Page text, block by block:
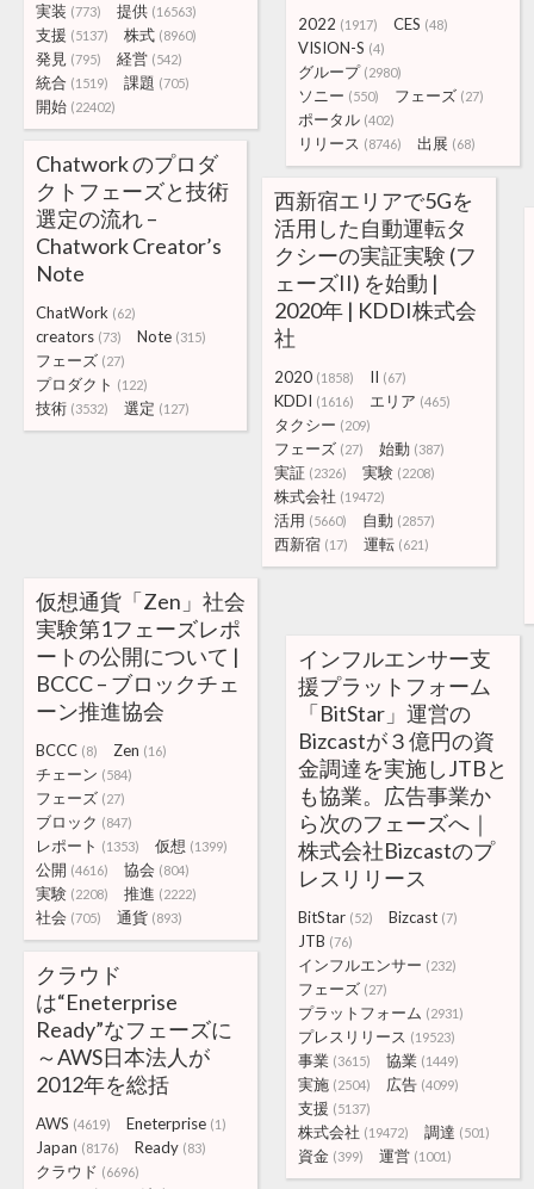
実装 (773) 提供 (16563)
支援 (5137) 株式 (8960)
発見 (795) 経営 (542)
統合 (1519) 課題 (705)
開始 (22402)
2022 (1917) CES (48)
VISION-S (4)
グループ (2980)
ソニー (550) フェーズ (27)
ポータル (402)
リリース (8746) 出展 (68)
Chatwork のプロダ
クトフェーズと技術
選定の流れ –
Chatwork Creator’s
Note
ChatWork (62)
creators (73) Note (315)
フェーズ (27)
プロダクト (122)
技術 (3532) 選定 (127)
西新宿エリアで5Gを
活用した自動運転タ
クシーの実証実験 (フ
ェーズII) を始動 |
2020年 | KDDI株式会
社
2020 (1858) II (67)
KDDI (1616) エリア (465)
タクシー (209)
フェーズ (27) 始動 (387)
実証 (2326) 実験 (2208)
株式会社 (19472)
活用 (5660) 自動 (2857)
西新宿 (17) 運転 (621)
仮想通貨「Zen」社会
実験第1フェーズレポ
ートの公開について |
BCCC – ブロックチェ
ーン推進協会
BCCC (8) Zen (16)
チェーン (584)
フェーズ (27)
ブロック (847)
レポート (1353) 仮想 (1399)
公開 (4616) 協会 (804)
実験 (2208) 推進 (2222)
社会 (705) 通貨 (893)
インフルエンサー支
援プラットフォーム
「BitStar」運営の
Bizcastが３億円の資
金調達を実施しJTBと
も協業。広告事業か
ら次のフェーズへ｜
株式会社Bizcastのプ
レスリリース
BitStar (52) Bizcast (7)
JTB (76)
インフルエンサー (232)
フェーズ (27)
プラットフォーム (2931)
プレスリリース (19523)
事業 (3615) 協業 (1449)
実施 (2504) 広告 (4099)
支援 (5137)
株式会社 (19472) 調達 (501)
資金 (399) 運営 (1001)
クラウド
は“Eneterprise
Ready”なフェーズに
～AWS日本法人が
2012年を総括
AWS (4619) Eneterprise (1)
Japan (8176) Ready (83)
クラウド (6696)